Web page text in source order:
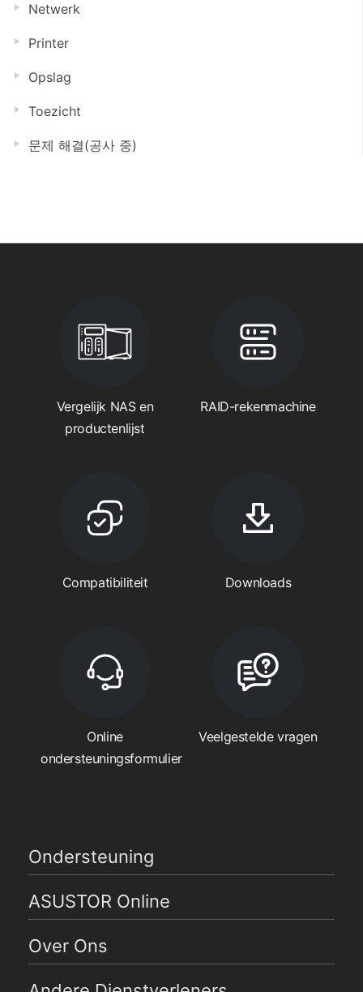
Netwerk
Printer
Opslag
Toezicht
문제 해결(공사 중)
Vergelijk NAS en
productenlijst
RAID-rekenmachine
Compatibiliteit Downloads
Online
ondersteuningsformulier
Veelgestelde vragen
Ondersteuning
ASUSTOR Online
Over Ons